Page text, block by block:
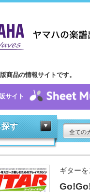
商品の情報サイトです。
サイト
す
全ての
ギター